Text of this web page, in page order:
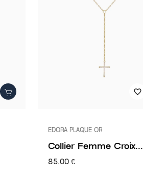
favorite_border
EDORA PLAQUE OR
Collier Femme Croix...
85,00 €